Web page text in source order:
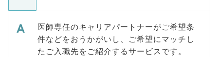
医師専任のキャリアパートナーがご希望条
件などをおうかがいし、ご希望にマッチし
たご入職先をご紹介するサービスです。